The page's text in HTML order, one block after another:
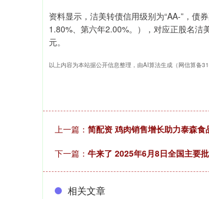
资料显示，洁美转债信用级别为“AA-”，债
1.80%、第六年2.00%。），对应正股名
元。
以上内容为本站据公开信息整理，由AI算法生成（网信算备
上一篇： 简配资 鸡肉销售增长助力泰森
下一篇： 牛来了 2025年6月8日全国主要
相关文章